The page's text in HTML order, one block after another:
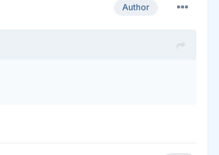
Author